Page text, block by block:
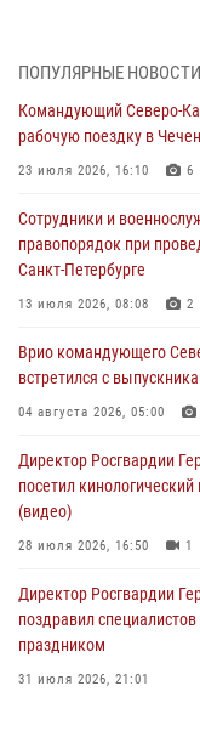
В Чеченской
09 августа 2026, 08:00
В Центральных регионах
09 августа 2026, 08:00
Лучшие футбольные
определили на Кубани
В Кузбассе
мать
ПОПУЛЯРНЫЕ НОВОСТИ
Командующий Северо-
рабочую поездку в
23 июля 2026, 16:10 6
Сотрудники и
правопорядок при
Санкт-Петербурге
13 июля 2026, 08:08 2
Врио командующего
встретился с
04 августа 2026, 05:00
Директор Росгвардии
посетил
(видео)
28 июля 2026, 16:50 1
Директор Росгвардии
поздравил
праздником
31 июля 2026, 21:01